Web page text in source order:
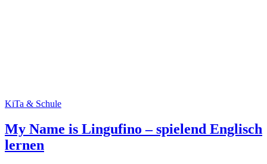
KiTa & Schule
My Name is Lingufino – spielend Englisch
lernen